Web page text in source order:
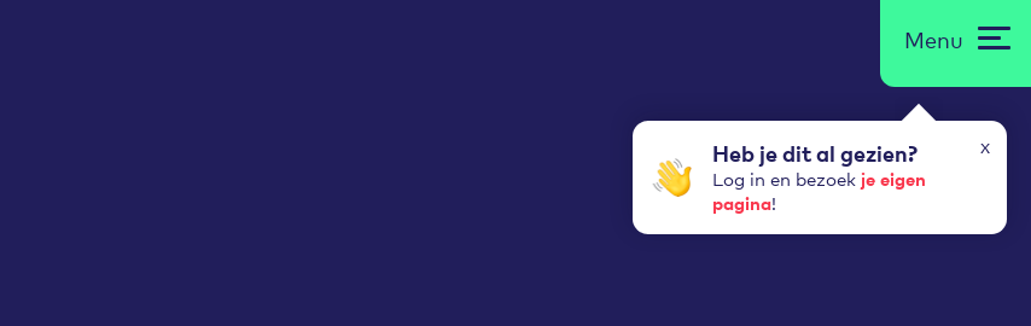
x
Heb je dit al gezien?
Log in en bezoek je eigen
pagina!
Menu